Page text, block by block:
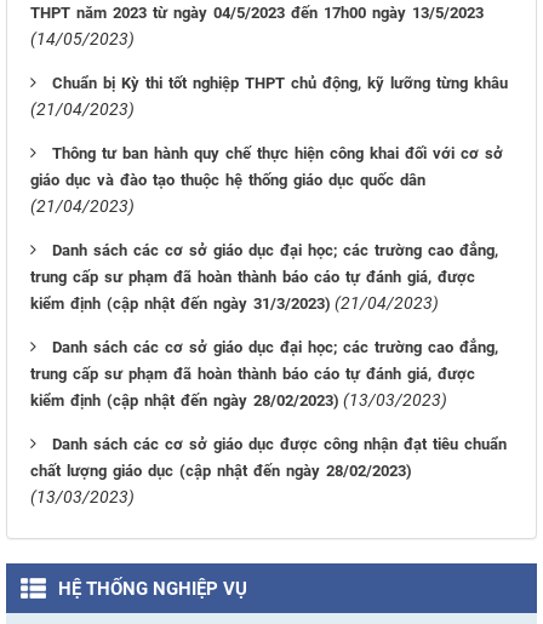
THPT năm 2023 từ ngày 04/5/2023 đến 17h00 ngày 13/5/2023
(14/05/2023)
Chuẩn bị Kỳ thi tốt nghiệp THPT chủ động, kỹ lưỡng từng khâu
(21/04/2023)
Thông tư ban hành quy chế thực hiện công khai đối với cơ sở
giáo dục và đào tạo thuộc hệ thống giáo dục quốc dân
(21/04/2023)
Danh sách các cơ sở giáo dục đại học; các trường cao đẳng,
trung cấp sư phạm đã hoàn thành báo cáo tự đánh giá, được
kiểm định (cập nhật đến ngày 31/3/2023) (21/04/2023)
Danh sách các cơ sở giáo dục đại học; các trường cao đẳng,
trung cấp sư phạm đã hoàn thành báo cáo tự đánh giá, được
kiểm định (cập nhật đến ngày 28/02/2023) (13/03/2023)
Danh sách các cơ sở giáo dục được công nhận đạt tiêu chuẩn
chất lượng giáo dục (cập nhật đến ngày 28/02/2023)
(13/03/2023)
HỆ THỐNG NGHIỆP VỤ